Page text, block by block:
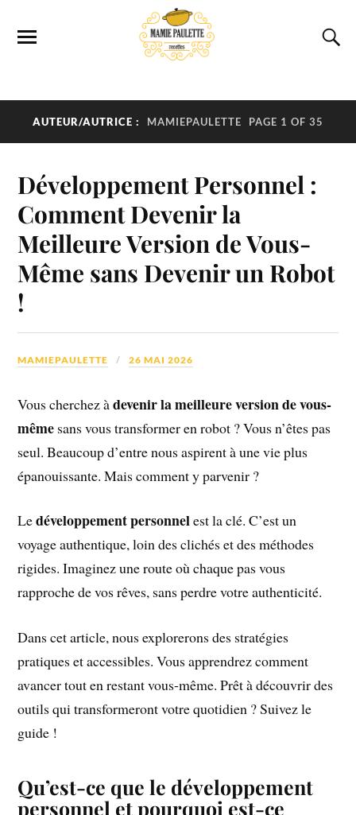
AUTEUR/AUTRICE : MAMIEPAULETTE PAGE 1 OF 35
Développement Personnel :
Comment Devenir la
Meilleure Version de Vous-
Même sans Devenir un Robot
!
MAMIEPAULETTE 26 MAI 2026
Vous cherchez àdevenir la meilleure version de vous-
même sans vous transformer en robot ? Vous n’êtes pas
seul. Beaucoup d’entre nous aspirent à une vie plus
épanouissante. Mais comment y parvenir ?
Ledéveloppement personnelest la clé. C’est un
voyage authentique, loin des clichés et des méthodes
rigides. Imaginez une route où chaque pas vous
rapproche de vos rêves, sans perdre votre authenticité.
Dans cet article, nous explorerons des stratégies
pratiques et accessibles. Vous apprendrez comment
avancer tout en restant vous-même. Prêt à découvrir des
outils qui transformeront votre quotidien ? Suivez le
guide !
Qu’est-ce que le développement
personnel et pourquoi est-ce